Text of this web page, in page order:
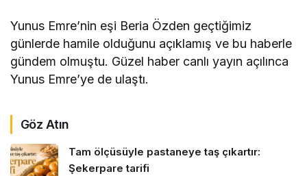
Yunus Emre’nin eşi Beria Özden geçtiğimiz
günlerde hamile olduğunu açıklamış ve bu haberle
gündem olmuştu. Güzel haber canlı yayın açılınca
Yunus Emre’ye de ulaştı.
Göz Atın
Tam ölçüsüyle pastaneye taş çıkartır:
Şekerpare tarifi